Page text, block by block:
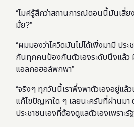
“ไมค์รู้สึกว่าสถานการณ์ตอนนี้มันเสี่ย
มั้ย?”
“ผมมองว่าโควิดมันไม่ได้เพิ่งมามี ประ
กันทุกคนป้องกันตัวเองระดับนึงแล้ว
แอลกอฮอล์พกพา”
“จริงๆ ทุกวันนี้เราพึ่งพาตัวเองอยู่แล้ว
แก้ไขปัญหาใด ๆ เลยนะครับที่ผ่านม
ประชาชนเองที่ต้องดูแลตัวเองเพราะรัฐ